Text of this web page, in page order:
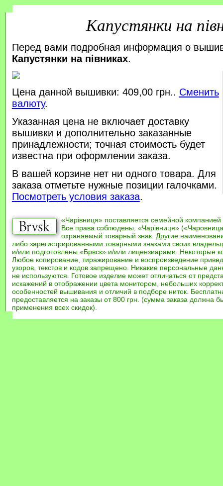
Капустянки на
Перед вами подробная информация о
Капустянки на півниках.
Цена данной вышивки: 409,00 грн.. Сменить
валюту.
Указанная цена не включает доставку
вышивки и дополнительно заказанные
принадлежности; точная стоимость будет
известна при оформлении заказа.
В вашей корзине нет ни одного товара. Для
заказа отметьте нужные позиции галочками.
Посмотреть условия заказа.
«Чарівниця» поставляется семейной компанией
Все права соблюдены. «Чарівниця»
охраняемый товарный знак. Другие
либо зарегистрированными товарными знаками своих
и/или подготовлены «Брвск» и/или лицензиарами. Некоторые
Любое копирование, тиражирование и воспроизведение
узоров, текстов и кодов запрещено. Никакие персональные
не используются. Готовое изделие может отличаться от
искажений в отображении цвета монитором, небольших
особенностей вышивания и отличий в подборе ниток.
предоставляется на заказы от 800 грн. (сумма заказа должна
применения всех скидок).